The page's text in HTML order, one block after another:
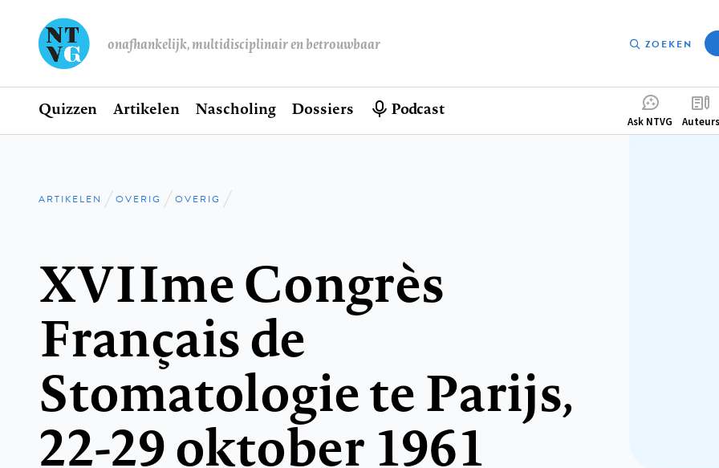
onafhankelijk, multidisciplinair en betrouwbaar ZOEKEN
Hoofdnavigatie
Home
Quizzen Artikelen Nascholing Dossiers Podcast
Ask NTVG Auteurs
Kruimelpad
ARTIKELEN OVERIG OVERIG
XVIIme Congrès
Français de
Stomatologie te Parijs,
22-29 oktober 1961